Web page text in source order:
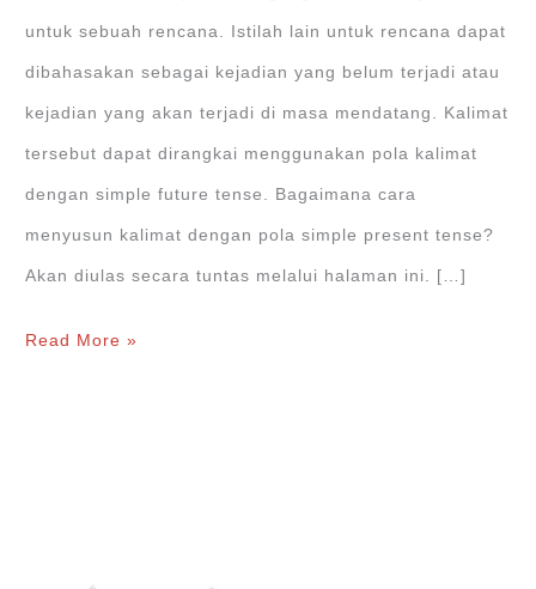
untuk sebuah rencana. Istilah lain untuk rencana dapat
dibahasakan sebagai kejadian yang belum terjadi atau
kejadian yang akan terjadi di masa mendatang. Kalimat
tersebut dapat dirangkai menggunakan pola kalimat
dengan simple future tense. Bagaimana cara
menyusun kalimat dengan pola simple present tense?
Akan diulas secara tuntas melalui halaman ini. […]
Simple
Read More »